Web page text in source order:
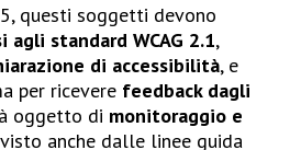
questi soggetti devono
agli standard WCAG 2.1,
di accessibilità, e
per ricevere feedback dagli
oggetto di monitoraggio e
anche dalle linee guida